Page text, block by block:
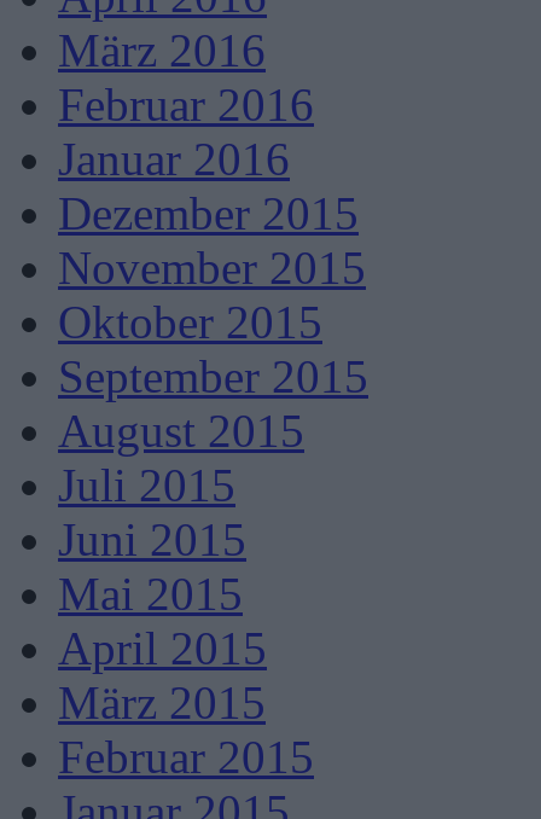
März 2016
Februar 2016
Januar 2016
Dezember 2015
November 2015
Oktober 2015
September 2015
August 2015
Juli 2015
Juni 2015
Mai 2015
April 2015
März 2015
Februar 2015